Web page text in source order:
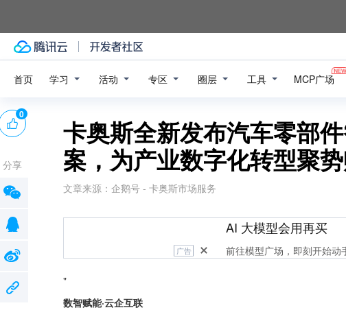
首页 学习 活动 专区 圈层 工具 MCP广场
卡奥斯全新发布汽车零部
案，为产业数字化转型聚
文章来源： 企鹅号 - 卡奥斯市场服务
广告
AI 大模型会用再买
前往模型广场，即刻开始动
"
数智赋能·云企互联
0
分享